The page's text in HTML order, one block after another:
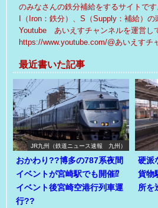
のみなさんの鉄分補給をするサイトです
I（Iron：鉄分）、S（Supply：補給）の
Youtube あいえすチャンネルを運営し
https://www.youtube.com/@あいえすチ
最近書いた記事
JR九州（鉄道ニュース速報 九州）
おかわり??博多の787系夜間
イベントが宮崎駅でも開催⁉
イベント後宮崎空港行列車運
行??
硬派
貨物
所を